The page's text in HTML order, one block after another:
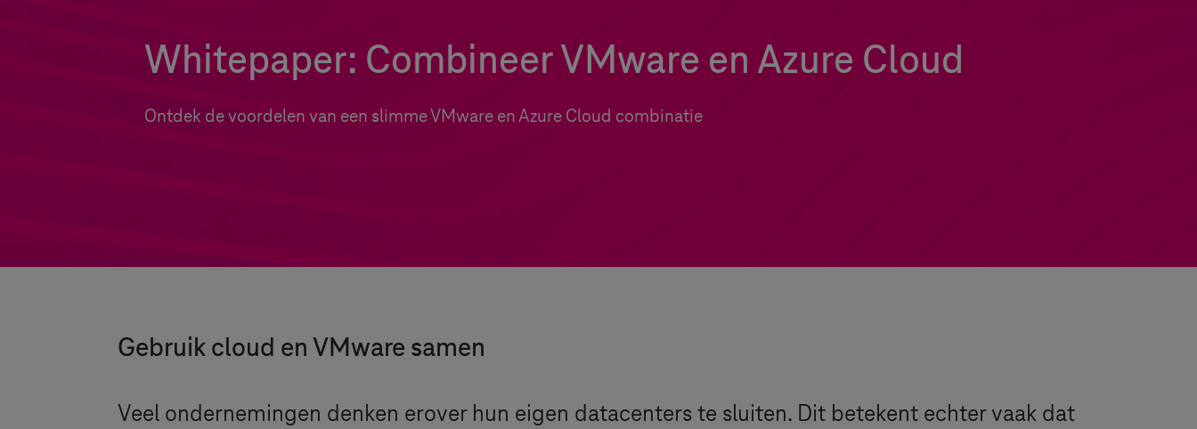
Whitepaper: Combineer VMware en Azure Cloud
Ontdek de voordelen van een slimme VMware en Azure Cloud combinatie
Gebruik cloud en VMware samen
Veel ondernemingen denken erover hun eigen datacenters te sluiten. Dit betekent echter vaak dat